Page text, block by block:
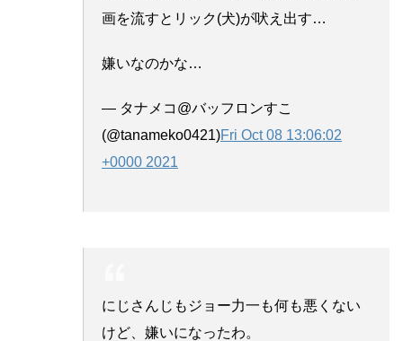
画を流すとリック(犬)が吠え出す…
嫌いなのかな…
— タナメコ@バッフロンすこ
(@tanameko0421)Fri Oct 08 13:06:02
+0000 2021
にじさんじもジョー力一も何も悪くない
けど、嫌いになったわ。